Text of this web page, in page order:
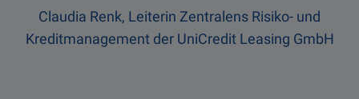
Claudia Renk, Leiterin Zentralens Risiko- und
Kreditmanagement der UniCredit Leasing GmbH